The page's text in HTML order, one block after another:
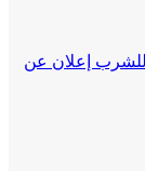
للشرب إعلان عن